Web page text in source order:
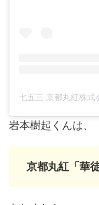
岩本樹起くんは、
京都丸紅「華